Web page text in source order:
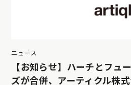
ニュース
【お知らせ】ハーチとフュ
ズが合併、アーティクル株